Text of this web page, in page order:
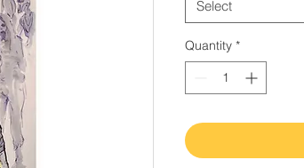
Select
Quantity *